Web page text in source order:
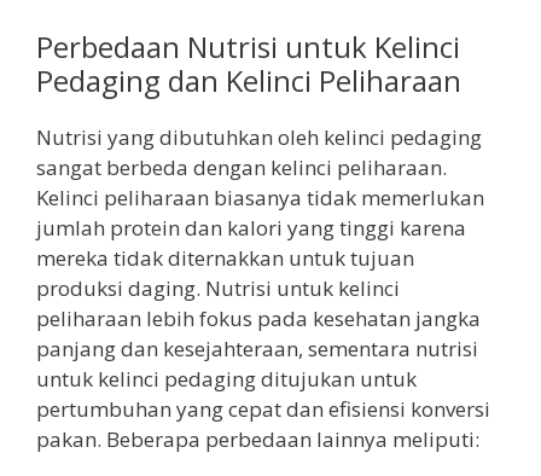
Perbedaan Nutrisi untuk Kelinci
Pedaging dan Kelinci Peliharaan
Nutrisi yang dibutuhkan oleh kelinci pedaging
sangat berbeda dengan kelinci peliharaan.
Kelinci peliharaan biasanya tidak memerlukan
jumlah protein dan kalori yang tinggi karena
mereka tidak diternakkan untuk tujuan
produksi daging. Nutrisi untuk kelinci
peliharaan lebih fokus pada kesehatan jangka
panjang dan kesejahteraan, sementara nutrisi
untuk kelinci pedaging ditujukan untuk
pertumbuhan yang cepat dan efisiensi konversi
pakan. Beberapa perbedaan lainnya meliputi: